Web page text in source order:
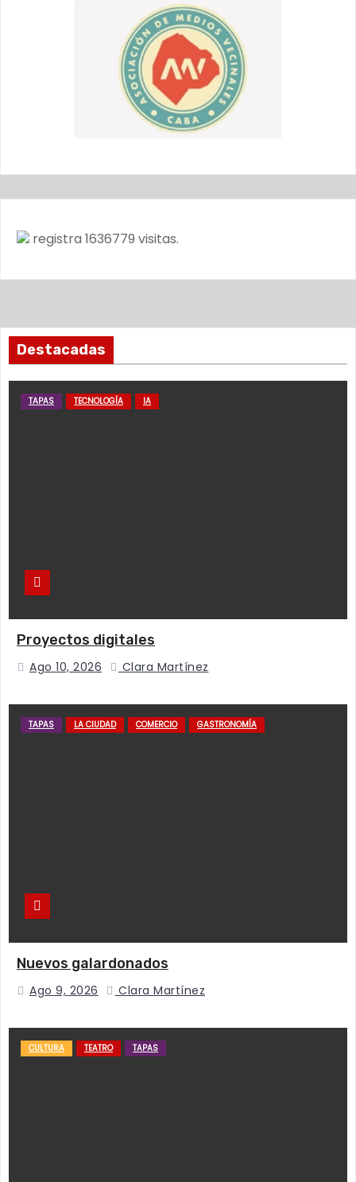
registra 1636779 visitas.
Destacadas
TAPAS TECNOLOGÍA IA
Proyectos digitales
Ago 10, 2026 Clara Martínez
TAPAS LA CIUDAD COMERCIO GASTRONOMÍA
Nuevos galardonados
Ago 9, 2026 Clara Martínez
CULTURA TEATRO TAPAS